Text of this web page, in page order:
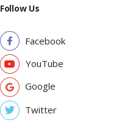
Follow Us
Facebook
YouTube
Google
Twitter